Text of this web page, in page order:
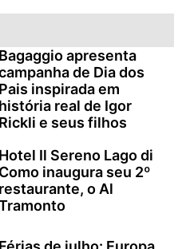
Bagaggio apresenta
de Dia dos
Pais inspirada em
história real de Igor
Rickli e seus filhos
Hotel Il Sereno Lago di
Como inaugura seu 2º
restaurante, o Al